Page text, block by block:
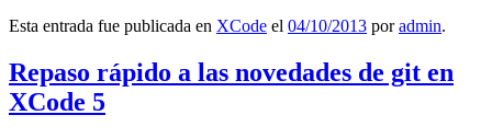
Esta entrada fue publicada en XCode el 04/10/2013 poradmin.
Repaso rápido a las novedades de git en
XCode 5